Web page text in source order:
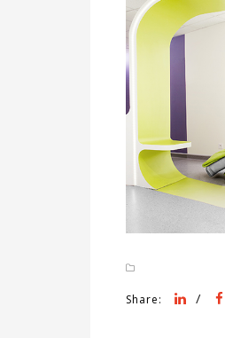
Share: /